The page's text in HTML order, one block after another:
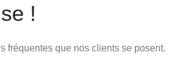
!
fréquentes que nos clients se posent.